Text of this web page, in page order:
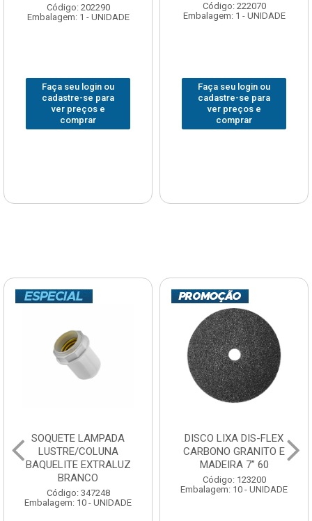
Código: 202290
Embalagem: 1 - UNIDADE
Faça seu login ou
cadastre-se para
ver preços e
comprar
Código: 222070
Embalagem: 1 - UNIDADE
Faça seu login ou
cadastre-se para
ver preços e
comprar
SOQUETE LAMPADA
LUSTRE/COLUNA
BAQUELITE EXTRALUZ
BRANCO
Código: 347248
Embalagem: 10 - UNIDADE
DISCO LIXA DIS-FLEX
CARBONO GRANITO E
MADEIRA 7” 60
Código: 123200
Embalagem: 10 - UNIDADE